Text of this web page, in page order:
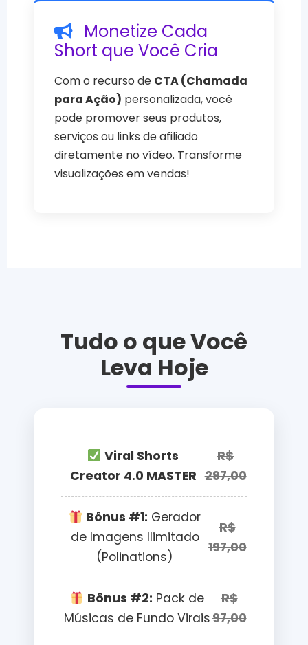
Monetize Cada
Short que Você Cria
Com o recurso de CTA (Chamada
para Ação) personalizada, você
pode promover seus produtos,
serviços ou links de afiliado
diretamente no vídeo. Transforme
visualizações em vendas!
Tudo o que Você
Leva Hoje
Viral Shorts
Creator 4.0 MASTER
R$
297,00
Bônus #1: Gerador
de Imagens Ilimitado
(Polinations)
R$
197,00
Bônus #2: Pack de
Músicas de Fundo Virais
R$
97,00